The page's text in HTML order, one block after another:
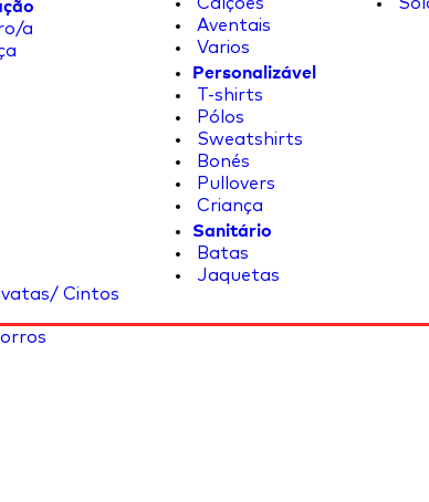
a
Cintos
Aventais
Varios
Personalizável
T-shirts
Pólos
Sweatshirts
Bonés
Pullovers
Criança
Sanitário
Batas
Jaquetas